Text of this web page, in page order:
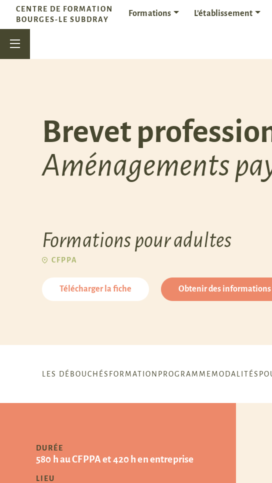
Passer au contenu
Navigation principale
CENTRE DE FORMATION
BOURGES-LE SUBDRAY
Formations L’établissement
Brevet
Aménagements
Formations pour adultes
CFPPA
Télécharger la fiche Obtenir des informations
LES DÉBOUCHÉS FORMATION PROGRAMMEMODALITÉS
DURÉE
580 h au CFPPA et 420 h en entreprise
LIEU